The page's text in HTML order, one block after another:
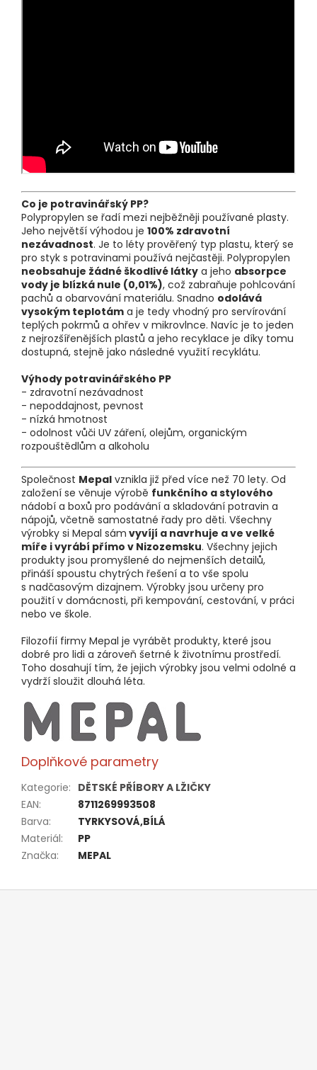
Co je potravinářský PP?
Polypropylen se řadí mezi nejběžněji používané plasty.
Jeho největší výhodou je 100% zdravotní
nezávadnost. Je to léty prověřený typ plastu, který se
pro styk s potravinami používá nejčastěji. Polypropylen
neobsahuje žádné škodlivé látky a jeho absorpce
vody je blízká nule (0,01%), což zabraňuje pohlcování
pachů a obarvování materiálu. Snadno odolává
vysokým teplotám a je tedy vhodný pro servírování
teplých pokrmů a ohřev v mikrovlnce. Navíc je to jeden
z nejrozšířenějších plastů a jeho recyklace je díky tomu
dostupná, stejně jako následné využití recyklátu.
Výhody potravinářského PP
- zdravotní nezávadnost
- nepoddajnost, pevnost
- nízká hmotnost
- odolnost vůči UV záření, olejům, organickým
rozpouštědlům a alkoholu
Společnost Mepal vznikla již před více než 70 lety. Od
založení se věnuje výrobě funkčního a stylového
nádobí a boxů pro podávání a skladování potravin a
nápojů, včetně samostatné řady pro děti. Všechny
výrobky si Mepal sám vyvíjí a navrhuje a ve velké
míře i vyrábí přímo v Nizozemsku. Všechny jejich
produkty jsou promyšlené do nejmenších detailů,
přináší spoustu chytrých řešení a to vše spolu
s nadčasovým dizajnem. Výrobky jsou určeny pro
použití v domácnosti, při kempování, cestování, v práci
nebo ve škole.
Filozofií firmy Mepal je vyrábět produkty, které jsou
dobré pro lidi a zároveň šetrné k životnímu prostředí.
Toho dosahují tím, že jejich výrobky jsou velmi odolné a
vydrží sloužit dlouhá léta.
Doplňkové parametry
Kategorie: DĚTSKÉ PŘÍBORY A LŽIČKY
EAN:
8711269993508
Barva:
TYRKYSOVÁ,BÍLÁ
Materiál:
PP
Značka: MEPAL
Z